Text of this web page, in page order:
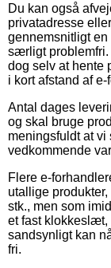
Du kan også
privatadresse
gennemsnitligt
særligt problemfri.
dog selv at hente
i kort afstand af
Antal dages
og skal bruge
meningsfuldt at vi
vedkommende
Flere e-
utallige
stk., men som
et fast klokkeslæt,
sandsynligt kan
fri.